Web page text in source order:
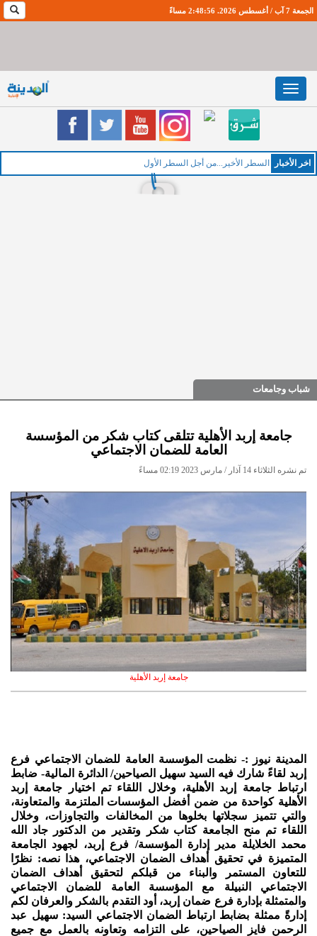
الجمعة 7 آب / أغسطس 2026. 2:48:57 مساءً
Toggle
navigation
اخر اﻷخبار السطر الأخير...من أجل السطر الأول
شباب وجامعات
جامعة إربد الأهلية تتلقى كتاب شكر من المؤسسة
العامة للضمان الاجتماعي
تم نشره الثلاثاء 14 آذار / مارس 2023 02:19 مساءً
جامعة إربد الأهلية
المدينة نيوز :- نظمت المؤسسة العامة للضمان الاجتماعي فرع
إربد لقاءً شارك فيه السيد سهيل الصياحين/ الدائرة المالية- ضابط
ارتباط جامعة إربد الأهلية، وخلال اللقاء تم اختيار جامعة إربد
الأهلية كواحدة من ضمن أفضل المؤسسات الملتزمة والمتعاونة،
والتي تتميز سجلاتها بخلوها من المخالفات والتجاوزات، وخلال
اللقاء تم منح الجامعة كتاب شكر وتقدير من الدكتور جاد الله
محمد الخلايلة مدير إدارة المؤسسة/ فرع إربد، لجهود الجامعة
المتميزة في تحقيق أهداف الضمان الاجتماعي، هذا نصه: نظرًا
للتعاون المستمر والبناء من قبلكم لتحقيق أهداف الضمان
الاجتماعي النبيلة مع المؤسسة العامة للضمان الاجتماعي
والمتمثلة بإدارة فرع ضمان إربد، أود التقدم بالشكر والعرفان لكم
إدارةً ممثلة بضابط ارتباط الضمان الاجتماعي السيد: سهيل عبد
الرحمن فايز الصياحين، على التزامه وتعاونه بالعمل مع جميع